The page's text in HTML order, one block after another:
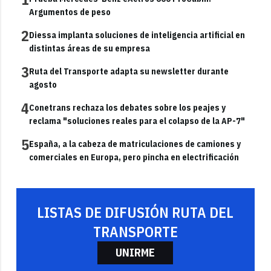
Argumentos de peso
2Diessa implanta soluciones de inteligencia artificial en
distintas áreas de su empresa
3Ruta del Transporte adapta su newsletter durante
agosto
4Conetrans rechaza los debates sobre los peajes y
reclama "soluciones reales para el colapso de la AP-7"
5España, a la cabeza de matriculaciones de camiones y
comerciales en Europa, pero pincha en electrificación
LISTAS DE DIFUSIÓN RUTA DEL
TRANSPORTE
UNIRME